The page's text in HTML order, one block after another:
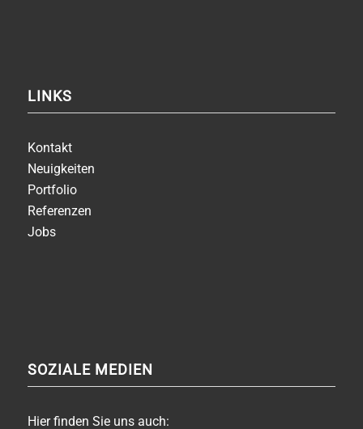
LINKS
Kontakt
Neuigkeiten
Portfolio
Referenzen
Jobs
SOZIALE MEDIEN
Hier finden Sie uns auch: